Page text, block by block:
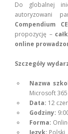
Do globalnej
autoryzowani
Compendium CE
propozycję –
online
Szczegóły
Nazwa
Microsoft
Data: 12
Godziny:
Forma: